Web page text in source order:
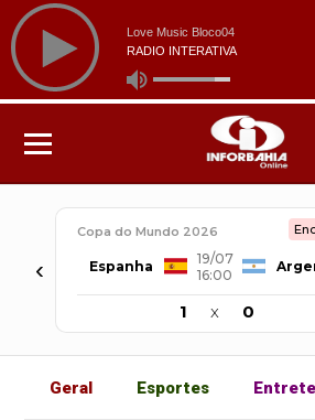
‹
Copa do Mundo 2026
Espanha
19/07
16:00
1 x 0
Geral Esportes